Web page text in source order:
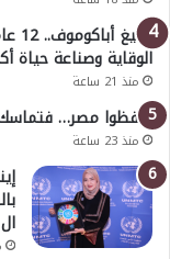
الوقاية وصناعة حياة
منذ 21 ساعة
احفظوا مصر… فتماسك
منذ 23 ساعة
ال UN MTC